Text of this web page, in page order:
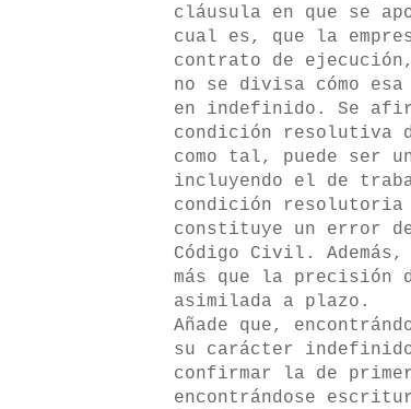
cláusula en que se
cual es, que la
contrato de
no se divisa cómo
en indefinido. Se
condición resolutiva
como tal, puede ser
incluyendo el de
condición resolutoria
constituye un error
Código Civil.
más que la precisión
asimilada a plazo.
Añade que,
su carácter
confirmar la de
encontrándose